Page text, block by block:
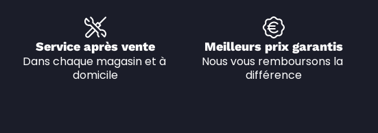
Service après vente
Dans chaque magasin et à
domicile
Meilleurs prix garantis
Nous vous remboursons la
différence